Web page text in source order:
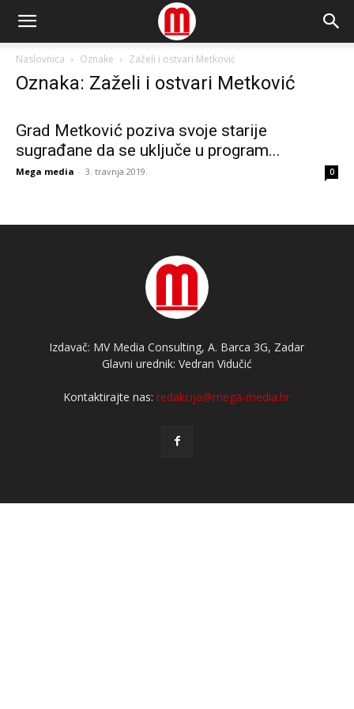
Naslovnica Oznake Zaželi i ostvari Metković
Oznaka: Zaželi i ostvari Metković
Grad Metković poziva svoje starije
sugrađane da se uključe u program...
Mega media - 3. travnja 2019. 0
Izdavač: MV Media Consulting, A. Barca 3G, Zadar
Glavni urednik: Vedran Vidučić
Kontaktirajte nas:redakcija@mega-media.hr